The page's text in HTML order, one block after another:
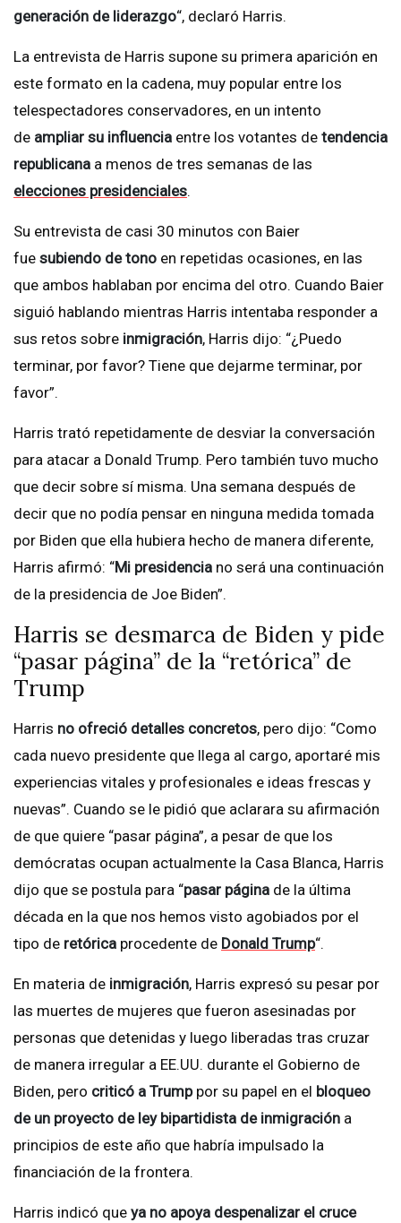
generación de liderazgo“, declaró Harris.
La entrevista de Harris supone su primera aparición en
este formato en la cadena, muy popular entre los
telespectadores conservadores, en un intento
de ampliar su influencia entre los votantes de tendencia
republicana a menos de tres semanas de las
elecciones presidenciales.
Su entrevista de casi 30 minutos con Baier
fue subiendo de tono en repetidas ocasiones, en las
que ambos hablaban por encima del otro. Cuando Baier
siguió hablando mientras Harris intentaba responder a
sus retos sobre inmigración, Harris dijo: “¿Puedo
terminar, por favor? Tiene que dejarme terminar, por
favor”.
Harris trató repetidamente de desviar la conversación
para atacar a Donald Trump. Pero también tuvo mucho
que decir sobre sí misma. Una semana después de
decir que no podía pensar en ninguna medida tomada
por Biden que ella hubiera hecho de manera diferente,
Harris afirmó: “Mi presidencia no será una continuación
de la presidencia de Joe Biden”.
Harris se desmarca de Biden y pide
“pasar página” de la “retórica” de
Trump
Harris no ofreció detalles concretos, pero dijo: “Como
cada nuevo presidente que llega al cargo, aportaré mis
experiencias vitales y profesionales e ideas frescas y
nuevas”. Cuando se le pidió que aclarara su afirmación
de que quiere “pasar página”, a pesar de que los
demócratas ocupan actualmente la Casa Blanca, Harris
dijo que se postula para “pasar página de la última
década en la que nos hemos visto agobiados por el
tipo de retórica procedente de Donald Trump“.
En materia de inmigración, Harris expresó su pesar por
las muertes de mujeres que fueron asesinadas por
personas que detenidas y luego liberadas tras cruzar
de manera irregular a EE.UU. durante el Gobierno de
Biden, pero criticó a Trumppor su papel en el bloqueo
de un proyecto de ley bipartidista de inmigración a
principios de este año que habría impulsado la
financiación de la frontera.
Harris indicó que ya no apoya despenalizar el cruce